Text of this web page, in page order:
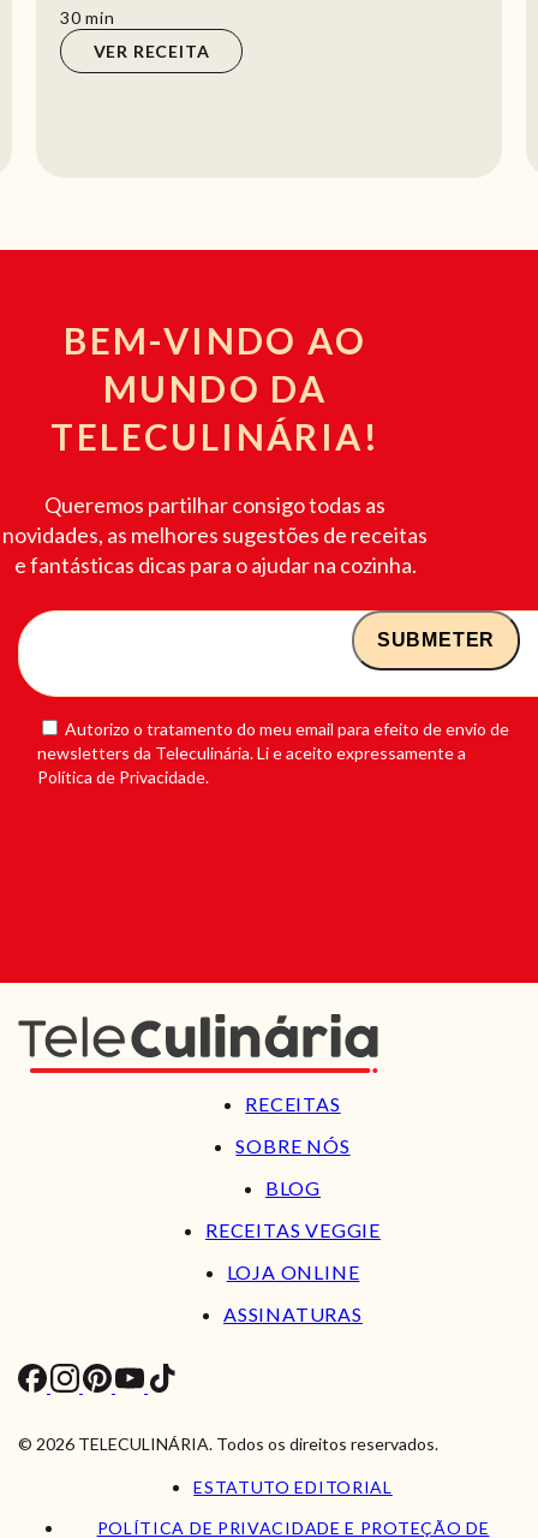
30min
min
VER RECEITA
BEM-VINDO AO
MUNDO DA
TELECULINÁRIA!
Queremos partilhar consigo todas as
novidades, as melhores sugestões de receitas
e fantásticas dicas para o ajudar na cozinha.
Autorizo o tratamento do meu email para efeito de envio de
newsletters da Teleculinária. Li e aceito expressamente a
Política de Privacidade.
RECEITAS
SOBRE NÓS
BLOG
RECEITAS VEGGIE
LOJA ONLINE
ASSINATURAS
© 2026 TELECULINÁRIA. Todos os direitos reservados.
ESTATUTO EDITORIAL
POLÍTICA DE PRIVACIDADE E PROTEÇÃO DE